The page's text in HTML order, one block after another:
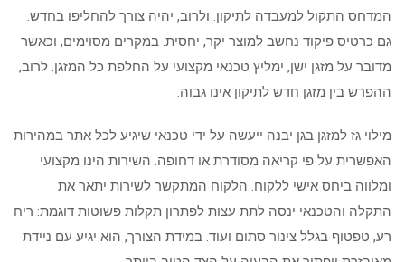
המדחס התקול למעבדה לתיקון. ולרוב, יהיה צורך להחליפו בחדש.
גם כרטיס פיקוד נחשב למוצר יקר, יחסית. במקרים מסוימים, וכאשר
מדובר על מזגן ישן, ימליץ טכנאי מקצועי על החלפת כל המזגן. לרוב,
ההפרש בין מזגן חדש לתיקון אינו גבוה.
מילוי גז למזגן בגן יבנה ייעשה על ידי טכנאי שיגיע לכל אתר במהירות
האפשרית על פי קריאה מסודרת או דחופה. השירות הינו מקצועי
ומלווה ביחס אישי ללקוח. הלקוח המתקשר לשירות יתאר את
התקלה והטכנאי ינסה לתת עצות לפתרון תקלות פשוטות דוגמת: ריח
רע, טפטוף בגלל צינור סתום ועוד. במידת הצורך, הוא יגיע עם ניידת